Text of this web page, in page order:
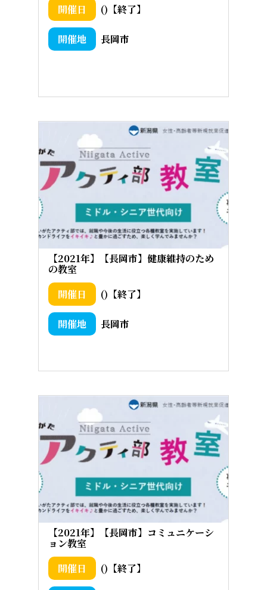
()【終了】
長岡市
【2021年】【長岡市】健康維持のため
の教室
()【終了】
長岡市
【2021年】【長岡市】コミュニケーシ
ョン教室
()【終了】